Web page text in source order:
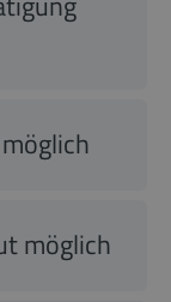
möglich